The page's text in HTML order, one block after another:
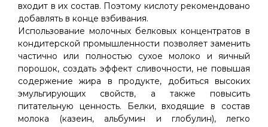
входит в их состав. Поэтому кислоту рекомендовано
добавлять в конце взбивания.
Использование молочных белковых концентратов в
кондитерской промышленности позволяет заменить
частично или полностью сухое молоко и яичный
порошок, создать эффект сливочности, не повышая
содержение жира в продукте, добиться высоких
эмульгирующих свойств, а также повысить
питательную ценность. Белки, входящие в состав
молока (казеин, альбумин и глобулин), легко